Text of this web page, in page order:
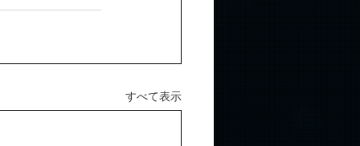
すべて表示